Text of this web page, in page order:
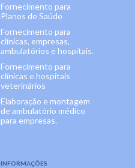
Fornecimento para
Planos de Saúde
Fornecimento para
clínicas, empresas,
ambulatórios e hospitais.
Fornecimento para
clínicas e hospitais
veterinários
Elaboração e montagem
de ambulatório médico
para empresas.
INFORMAÇÕES